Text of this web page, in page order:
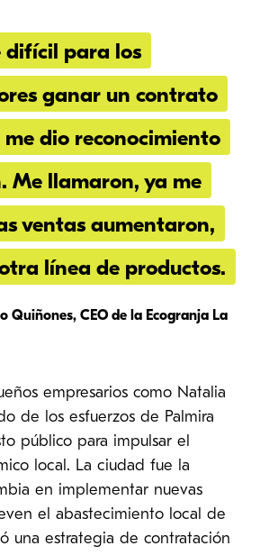
difícil para los
ganar un contrato
me dio reconocimiento
Me llamaron, ya me
ventas aumentaron,
línea de productos.
Quiñones, CEO de la Ecogranja La
empresarios como Natalia
de los esfuerzos de Palmira
público para impulsar el
local. La ciudad fue la
en implementar nuevas
el abastecimiento local de
una estrategia de contratación